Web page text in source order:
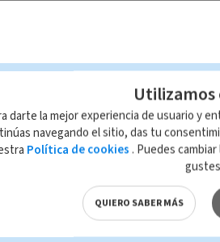
de esta página, mismo que es
MÁS VIDEOS
Utilizamos
darte la mejor experiencia de usuario y
navegando el sitio, das tu
Política de cookies . Puedes
QUIERO SABER MÁS